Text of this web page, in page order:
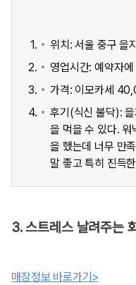
위치: 서울 중구 을
영업시간: 예약자
가격: 이모카세
후기(식신 불닥):
을 먹을 수 있다. 워
을 했는데 너무 만
말 좋고 특히 진득
3. 스트레스 날려주는
매장정보 바로가기>